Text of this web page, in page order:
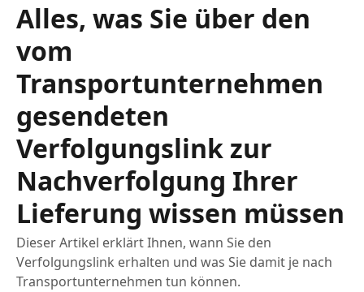
Alles, was Sie über den
vom
Transportunternehmen
gesendeten
Verfolgungslink zur
Nachverfolgung Ihrer
Lieferung wissen müssen
Dieser Artikel erklärt Ihnen, wann Sie den
Verfolgungslink erhalten und was Sie damit je nach
Transportunternehmen tun können.